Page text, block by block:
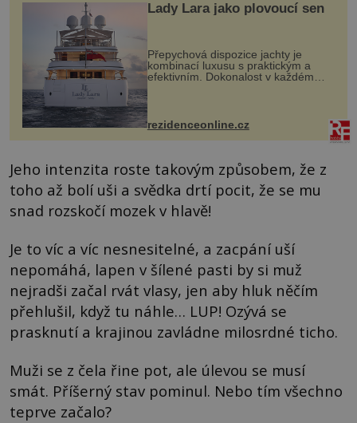
Lady Lara jako plovoucí sen
Přepychová dispozice jachty je
kombinací luxusu s praktickým a
efektivním. Dokonalost v každém
detailu představuje značka Fendi
Casa, kterou byly vybaveny její
paluby. Monacký přístav nabízí
každoročn...
rezidenceonline.cz
Jeho intenzita roste takovým způsobem, že z
toho až bolí uši a svědka drtí pocit, že se mu
snad rozskočí mozek v hlavě!
Je to víc a víc nesnesitelné, a zacpání uší
nepomáhá, lapen v šílené pasti by si muž
nejradši začal rvát vlasy, jen aby hluk něčím
přehlušil, když tu náhle… LUP! Ozývá se
prasknutí a krajinou zavládne milosrdné ticho.
Muži se z čela řine pot, ale úlevou se musí
smát. Příšerný stav pominul. Nebo tím všechno
teprve začalo?